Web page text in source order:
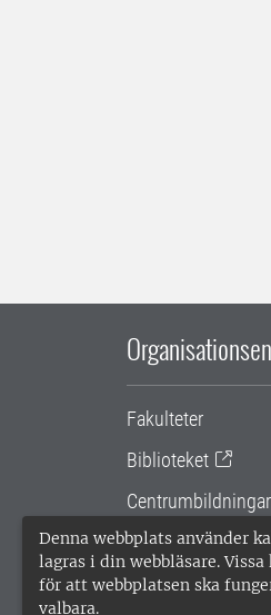
Denna webbplats använder
lagras i din webbläsare.
för att webbplatsen ska
valbara.
Fakulteter
Biblioteket
samarbetsprojekt
Gemensamma